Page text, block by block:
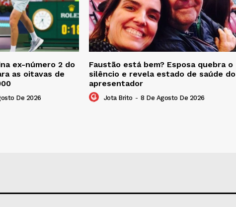
ex-número 2 do
as oitavas de
De 2026
Faustão está bem? Esposa quebra o
silêncio e revela estado de saúde do
apresentador
Jota Brito - 8 De Agosto De 2026